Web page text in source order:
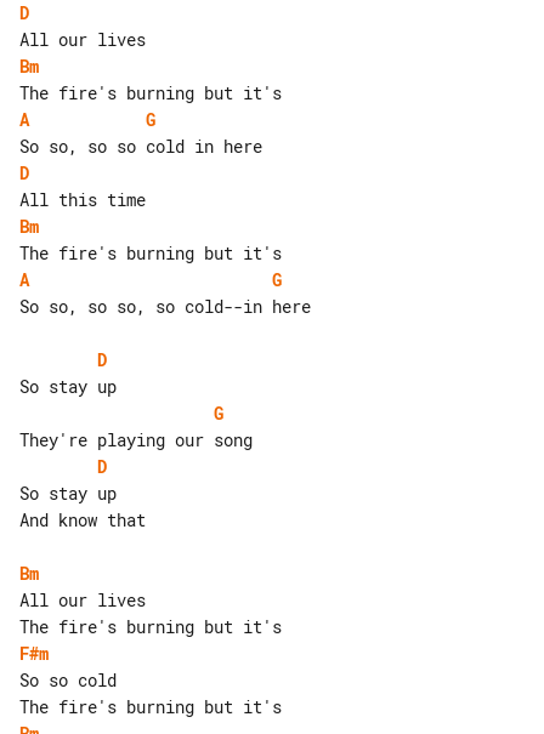
D
Bm
A
G
D
Bm
A
G
So so, so so, so cold--in here
D
G
D
So stay up
And know that
Bm
All our lives
F#m
So so cold